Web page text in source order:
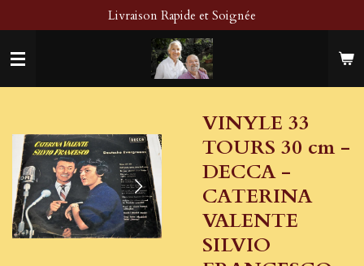
au
contenu
principal
Livraison Rapide et Soignée
VINYLE 33
TOURS 30 cm -
DECCA -
CATERINA
VALENTE
SILVIO